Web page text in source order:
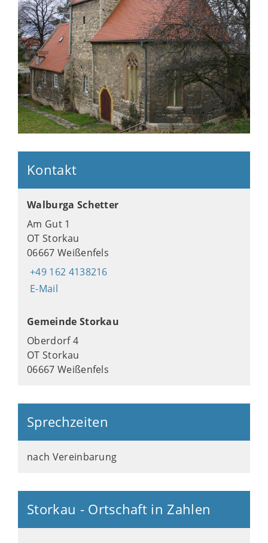
Kontakt
Walburga Schetter
Am Gut 1
OT Storkau
06667 Weißenfels
+49 162 4138216
E-Mail
Gemeinde Storkau
Oberdorf 4
OT Storkau
06667 Weißenfels
Sprechzeiten
nach Vereinbarung
Storkau - Ortschaft in Zahlen